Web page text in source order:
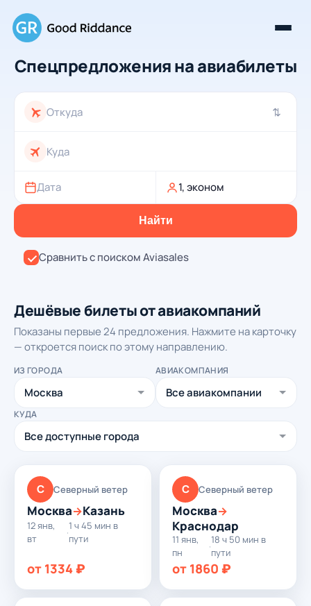
Спецпредложения на авиабилеты
⇄
Дата 1, эконом
Найти
Сравнить с поиском Aviasales
Дешёвые билеты от авиакомпаний
Показаны первые 24 предложения. Нажмите на карточку
— откроется поиск по этому направлению.
ИЗ ГОРОДА АВИАКОМПАНИЯ
КУДА
С Северный ветер
Москва→Казань
12 янв,
вт
·
1 ч 45 мин в
пути
от 1334 ₽
С Северный ветер
Москва→
Краснодар
11 янв,
пн
·
18 ч 50 мин в
пути
от 1860 ₽